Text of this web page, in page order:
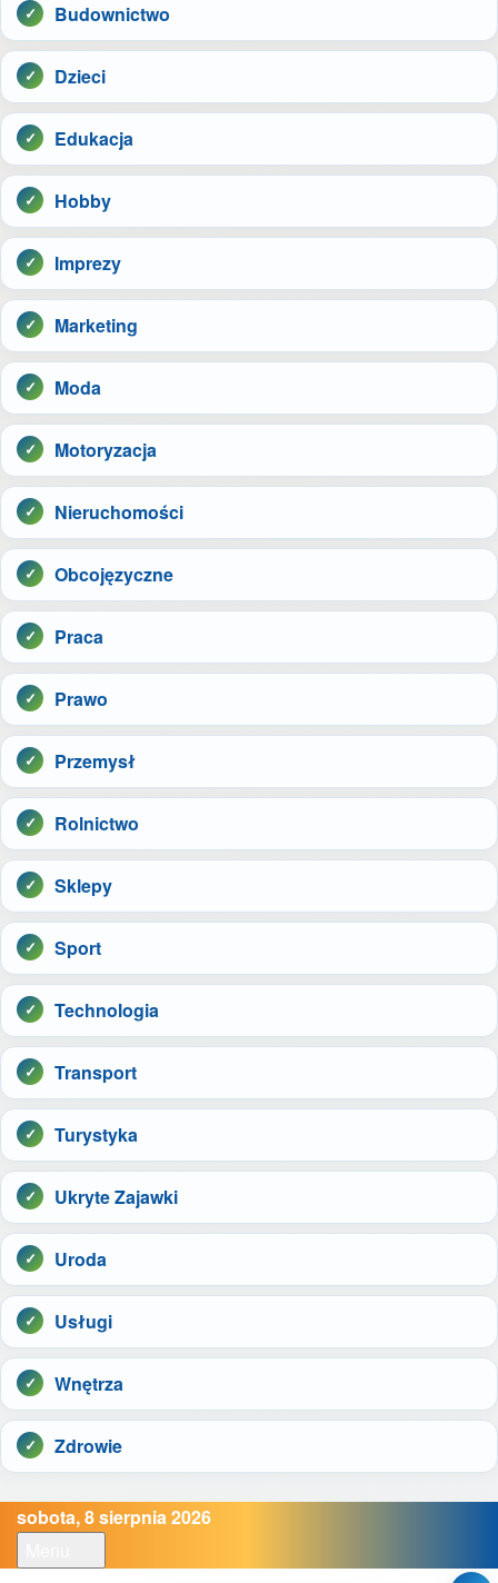
Budownictwo
Dzieci
Edukacja
Hobby
Imprezy
Marketing
Moda
Motoryzacja
Nieruchomości
Obcojęzyczne
Praca
Prawo
Przemysł
Rolnictwo
Sklepy
Sport
Technologia
Transport
Turystyka
Ukryte Zajawki
Uroda
Usługi
Wnętrza
Zdrowie
sobota, 8 sierpnia 2026